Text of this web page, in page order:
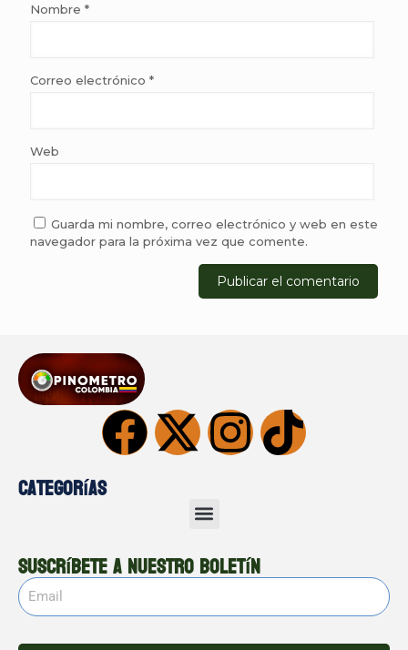
Nombre *
Correo electrónico *
Web
Guarda mi nombre, correo electrónico y web en este
navegador para la próxima vez que comente.
Categorías
Suscríbete a nuestro boletín